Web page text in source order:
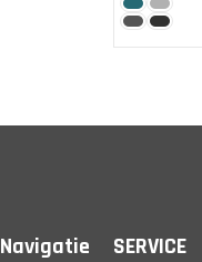
Navigatie SERVICE